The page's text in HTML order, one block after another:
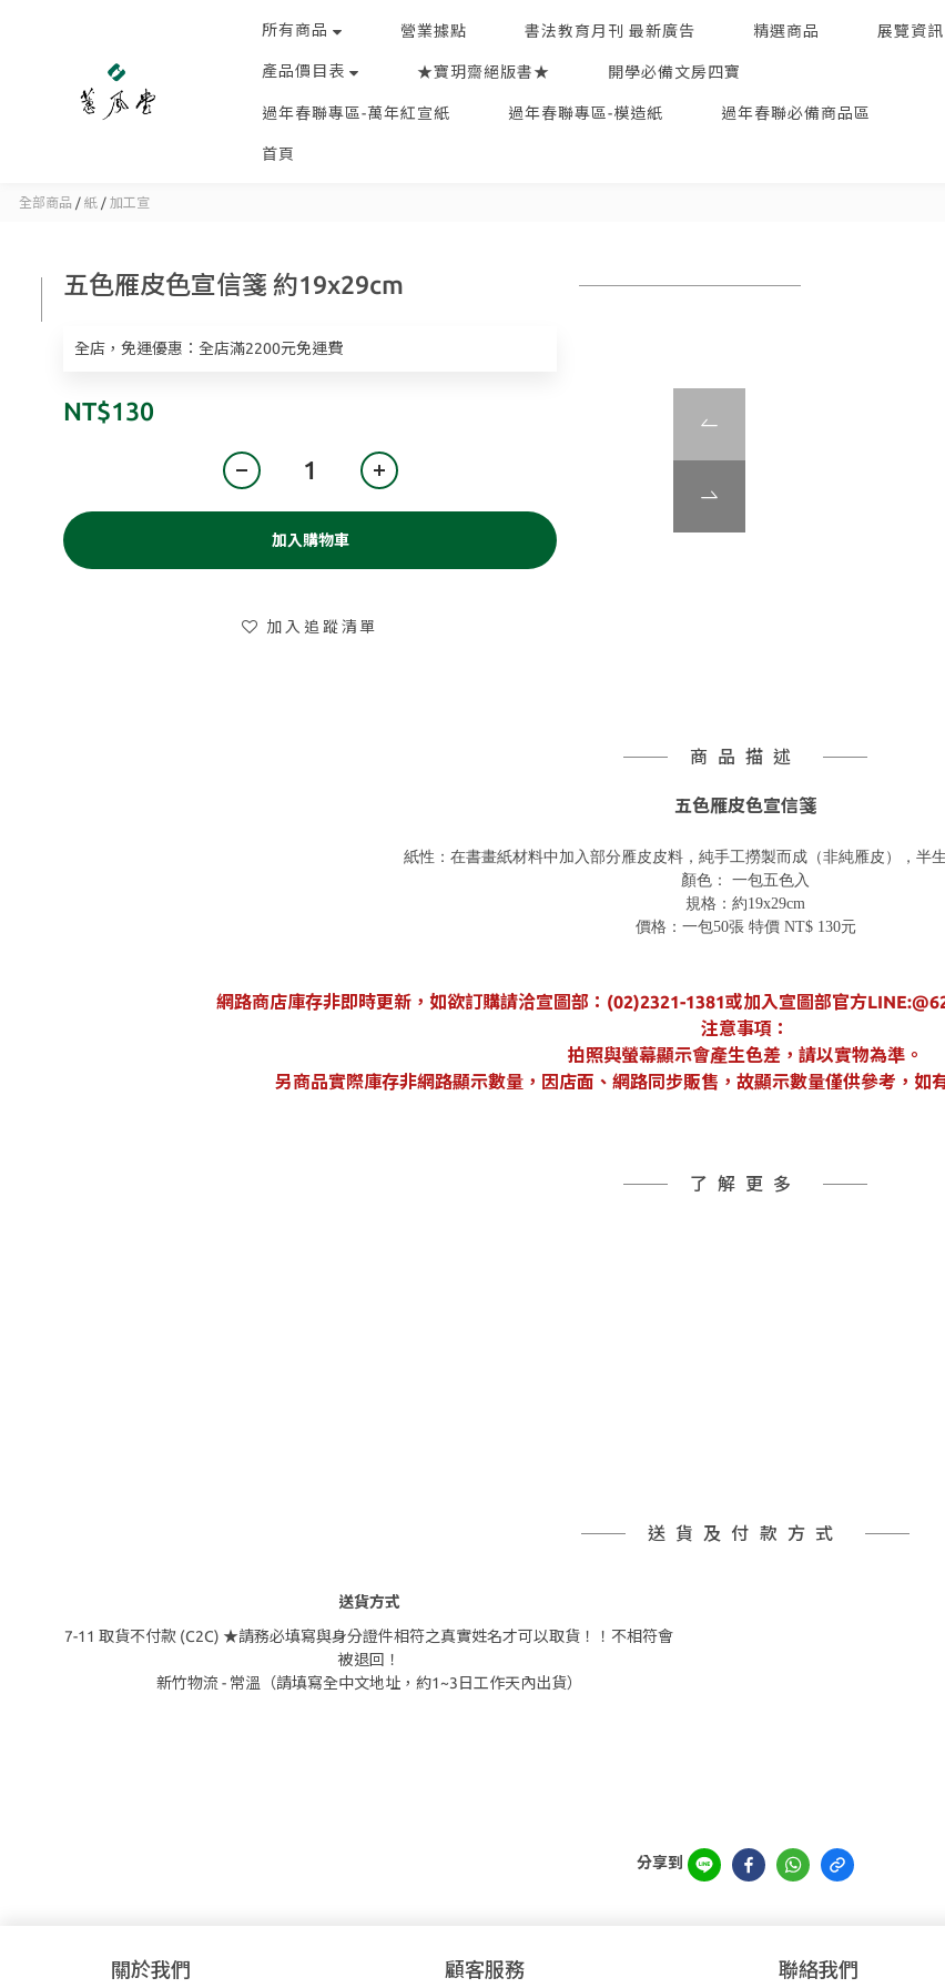
所有商品 營業據點 書法教育月刊 最新廣告 精選商品 展覽資訊
產品價目表 ★寶玥齋絕版書★ 開學必備文房四寶
過年春聯專區-萬年紅宣紙 過年春聯專區-模造紙 過年春聯必備商品區
首頁
全部商品 / 紙 / 加工宣
五色雁皮色宣信箋 約19x29cm
全店，免運優惠：全店滿2200元免運費
NT$130
加入購物車
加入追蹤清單
商品描述
五色雁皮色宣信箋
紙性：在書畫紙材料中加入部分雁皮皮料，純手工撈製而成（非純雁皮），半
顏色： 一包五色入
規格 ：約19x29cm
價格：一包50張 特價 NT$ 130元
網路商店庫存非即時更新，如欲訂購請洽宣圖部：(02)2321-1381或加入宣圖部官方
注意事項：
拍照與螢幕顯示會產生色差，請以實物為準。
另商品實際庫存非網路顯示數量，因店面、網路同步販售，故顯示數量僅供參考，如
了解更多
送貨及付款方式
送貨方式
7-11 取貨不付款 (C2C) ★請務必填寫與身分證件相符之真實姓名才可以取貨！！不相符會
被退回！
新竹物流 - 常溫（請填寫全中文地址，約1~3日工作天內出貨）
分享到
關於我們 顧客服務 聯絡我們